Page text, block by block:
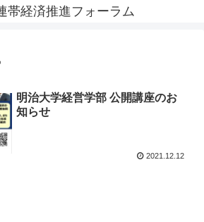
帯経済推進フォーラム
明治大学経営学部 公開講座のお
知らせ
2021.12.12